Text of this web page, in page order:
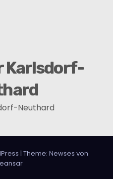
Karlsdorf-
Neuthard
| Theme: Newses von